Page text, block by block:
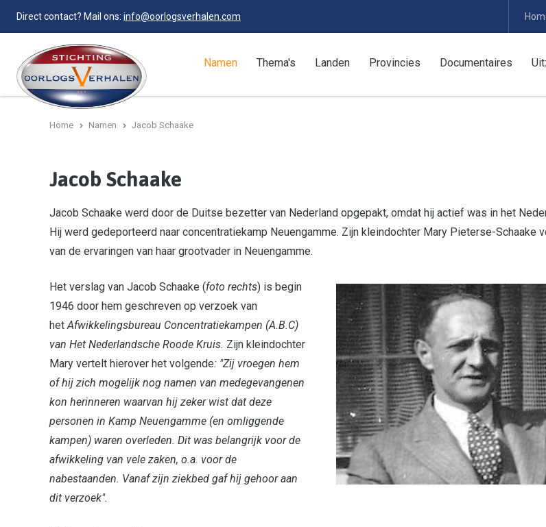
Direct contact? Mail ons: info@oorlogsverhalen.com
Namen Thema's Landen Provincies Documentaires
Home Namen Jacob Schaake
Jacob Schaake
Jacob Schaake werd door de Duitse bezetter van Nederland opgepakt, omdat hij actief was in het
Hij werd gedeporteerd naar concentratiekamp Neuengamme. Zijn kleindochter Mary Pieterse-Schaake
van de ervaringen van haar grootvader in Neuengamme.
Het verslag van Jacob Schaake (foto rechts) is begin
1946 door hem geschreven op verzoek van
hetAfwikkelingsbureau Concentratiekampen (A.B.C)
van Het Nederlandsche Roode Kruis. Zijn kleindochter
Mary vertelt hierover het volgende: "Zij vroegen hem
of hij zich mogelijk nog namen van medegevangenen
kon herinneren waarvan hij zeker wist dat deze
personen in Kamp Neuengamme (en omliggende
kampen) waren overleden. Dit was belangrijk voor de
afwikkeling van vele zaken, o.a. voor de
nabestaanden. Vanaf zijn ziekbed gaf hij gehoor aan
dit verzoek".